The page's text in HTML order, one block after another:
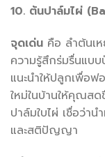
10. ต้นปาล์มไผ่
จุดเด่น คือ ลำต้นเ
ความรู้สึกร่มรื่นแบบ
แนะนำให้ปลูกเพื่อ
ใหม่ในบ้านให้คุณส
ปาล์มใบไผ่ เชื่อว่า
และสติปัญญา